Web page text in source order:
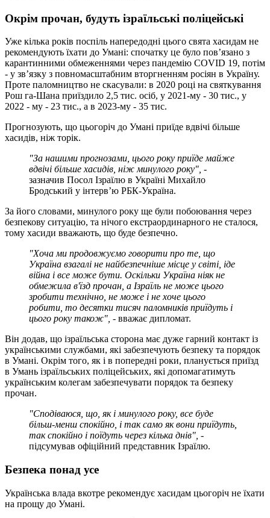
Окрім прочан, будуть ізраїльські поліцейські
Уже кілька років поспіль напередодні цього свята хасидам не
рекомендують їхати до Умані: спочатку це було пов’язано з
карантинними обмеженнями через пандемію COVID 19, потім
- у зв’язку з повномасштабним вторгненням росіян в Україну.
Проте паломництво не скасували: в 2020 році на святкування
Рош га-Шана приїздило 2,5 тис. осіб, у 2021-му - 30 тис., у
2022 - му - 23 тис., а в 2023-му - 35 тис.
Прогнозують, що цьогоріч до Умані приїде вдвічі більше
хасидів, ніж торік.
"За нашими прогнозами, цього року приїде майже
вдвічі більше хасидів, ніж минулого року", -
зазначив Посол Ізраїлю в Україні Михайло
Бродський у інтерв’ю РБК-Україна.
За його словами, минулого року ще були побоювання через
безпекову ситуацію, та нічого екстраординарного не сталося,
тому хасиди вважають, що буде безпечно.
"Хоча ми продовжуємо говорити про те, що
Україна взагалі не найбезпечніше місце у світі, іде
війна і все може бути. Оскільки Україна ніяк не
обмежила в'їзд прочан, а Ізраїль не може цього
зробити технічно, не може і не хоче цього
робити, то десятки тисяч паломників приїдуть і
цього року також", - вважає дипломат.
Він додав, що ізраїльська сторона має дуже гарний контакт із
українськими службами, які забезпечують безпеку та порядок
в Умані. Окрім того, як і в попередні роки, планується приїзд
в Умань ізраїльських поліцейських, які допомагатимуть
українським колегам забезпечувати порядок та безпеку
прочан.
"Сподіваюся, що, як і минулого року, все буде
більш-менш спокійно, і так само як вони приїдуть,
так спокійно і поїдуть через кілька днів", -
підсумував офіційний представник Ізраїлю.
Безпека понад усе
Українська влада вкотре рекомендує хасидам цьогоріч не їхати
на прощу до Умані.